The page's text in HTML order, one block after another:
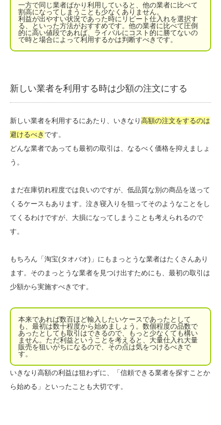
一方で同じ業者ばかり利用していると、他の業者に比べて
割高になってしまうことも少なくありません。
利益が出やすい状況であった時にリピート仕入れを選択す
る、といった方法がおすすめです。他の業者に比べて圧倒
的に高い値段であれば、ライバルにコスト的に勝てないの
で時と場合によって利用するかは判断すべきです。
新しい業者を利用する時は少額の注文にする
新しい業者を利用するにあたり、いきなり高額の注文をするのは
避けるべき です。
どんな業者であっても最初の取引は、なるべく価格を抑えましょ
う。
まだ在庫切れ程度では良いのですが、低品質な別の商品を送って
くるケースもあります。泣き寝入りを狙ってそのようなことをし
てくるわけですが、大損になってしまうことも考えられるので
す。
もちろん「淘宝(タオバオ)」にもまっとうな業者はたくさんあり
ます。そのまっとうな業者を見つけ出すためにも、最初の取引は
少額から実施すべきです。
本来であれば数百ほど輸入したいケースであったとして
も、最初は数十程度から始めましょう。数個程度の品数で
あったとしても取引はできるので、もっと少なくても構い
ません。ただ利益ということを考えると、大量仕入れ大量
販売を狙いがちになるので、その点は気をつけるべきで
す。
いきなり高額の利益は狙わずに、「信頼できる業者を探すことか
ら始める」といったことも大切です。